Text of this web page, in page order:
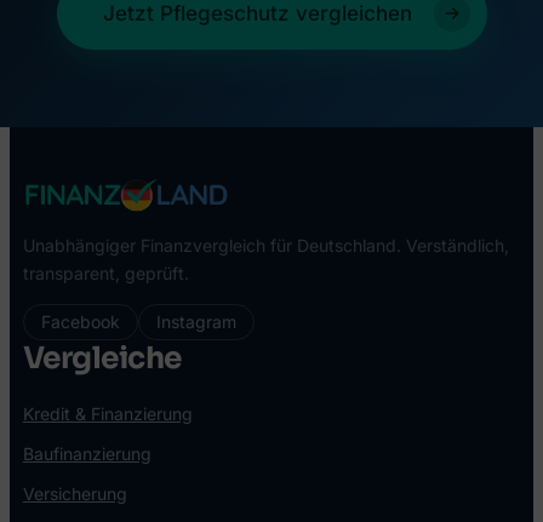
Jetzt Pflegeschutz vergleichen
Unabhängiger Finanzvergleich für Deutschland. Verständlich,
transparent, geprüft.
Facebook Instagram
Vergleiche
Kredit & Finanzierung
Baufinanzierung
Versicherung